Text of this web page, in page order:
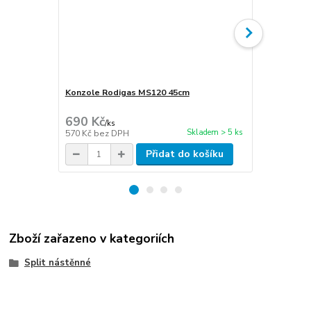
Konzole Rodigas MS120 45cm
690 Kč/ks
570 Kč bez DPH Skladem > 5 ks
Přidat do košíku
Zboží zařazeno v kategoriích
Split nástěnné